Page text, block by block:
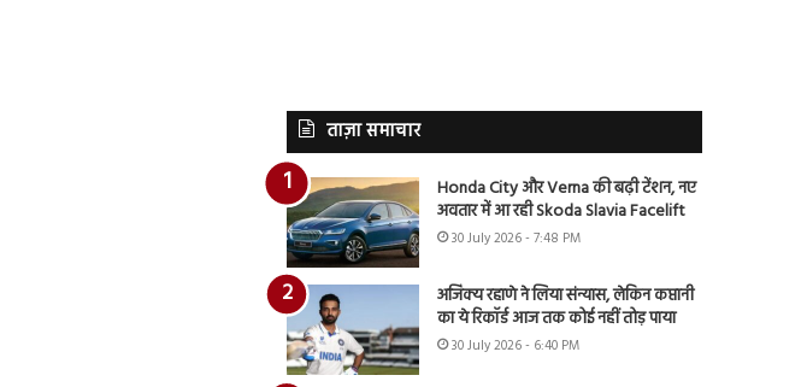
ताज़ा समाचार
Honda City और Verna की बढ़ी टेंशन, नए
अवतार में आ रही Skoda Slavia Facelift
30 July 2026 - 7:48 PM
अजिंक्य रहाणे ने लिया संन्यास, लेकिन कप्तानी
का ये रिकॉर्ड आज तक कोई नहीं तोड़ पाया
30 July 2026 - 6:40 PM